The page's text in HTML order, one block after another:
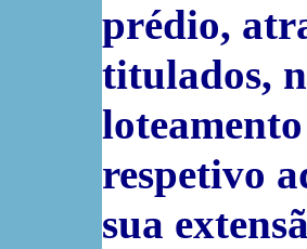
prédio,
titulados,
respetivo
sua